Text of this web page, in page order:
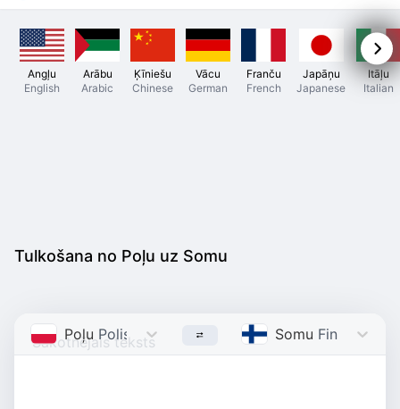
Angļu
English
Arābu
Arabic
Ķīniešu
Chinese
Vācu
German
Franču
French
Japāņu
Japanese
Itāļu
Italian
Tulkošana no Poļu uz Somu
Poļu Polish Somu Finnish